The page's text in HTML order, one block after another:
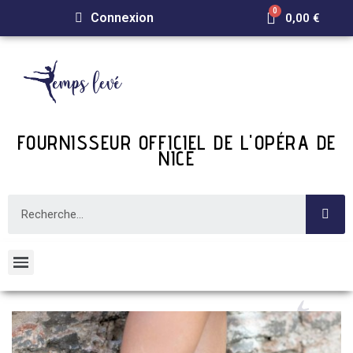
Connexion 0,00 €
FOURNISSEUR OFFICIEL DE L'OPÉRA DE
NICE